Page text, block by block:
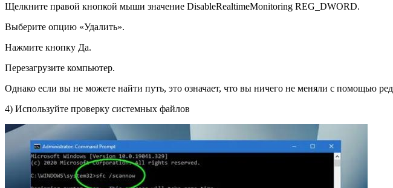
Щелкните правой кнопкой мыши значение DisableRealtimeMonitoring REG_DWORD.
Выберите опцию «Удалить».
Нажмите кнопку Да.
Перезагрузите компьютер.
Однако если вы не можете найти путь, это означает, что вы ничего не меняли с помощью
4) Используйте проверку системных файлов